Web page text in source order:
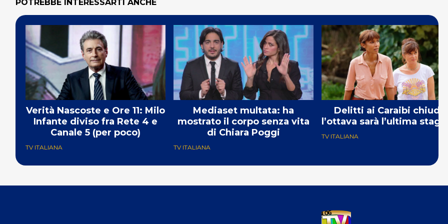
POTREBBE INTERESSARTI ANCHE
Verità Nascoste e Ore 11: Milo
Infante diviso fra Rete 4 e
Canale 5 (per poco)
TV ITALIANA
Mediaset multata: ha
mostrato il corpo senza vita
di Chiara Poggi
TV ITALIANA
Delitti ai Caraibi chiude:
l’ottava sarà l’ultima
TV ITALIANA